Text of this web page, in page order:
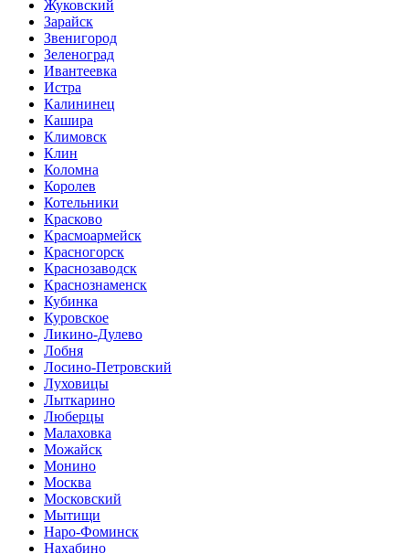
Жуковский
Зарайск
Звенигород
Зеленоград
Ивантеевка
Истра
Калининец
Кашира
Климовск
Клин
Коломна
Королев
Котельники
Красково
Красмоармейск
Красногорск
Краснозаводск
Краснознаменск
Кубинка
Куровское
Ликино-Дулево
Лобня
Лосино-Петровский
Луховицы
Лыткарино
Люберцы
Малаховка
Можайск
Монино
Москва
Московский
Мытищи
Наро-Фоминск
Нахабино